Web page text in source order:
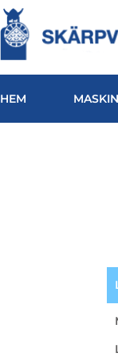
Hoppa
till
innehåll
HEM